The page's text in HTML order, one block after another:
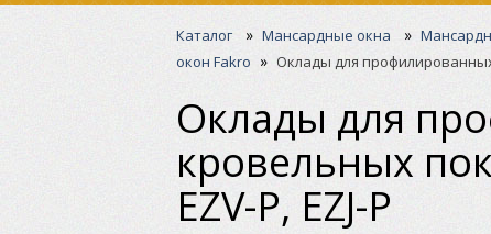
Каталог» Мансардные окна »
окон Fakro » Оклады для профилированных
Оклады для
кровельных
EZV-P, EZJ-P